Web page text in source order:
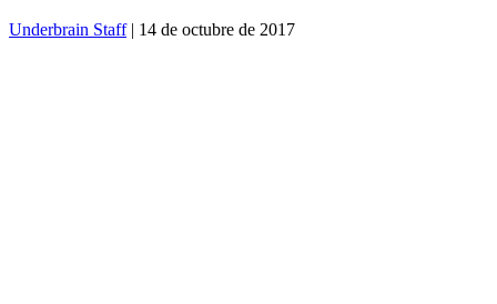
Underbrain Staff| 14 de octubre de 2017